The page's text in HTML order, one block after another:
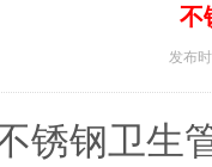
不
发布
锈钢卫生